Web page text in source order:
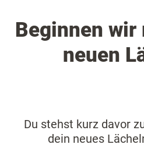
Beginnen wir
neuen
Du stehst kurz davor
dein neues